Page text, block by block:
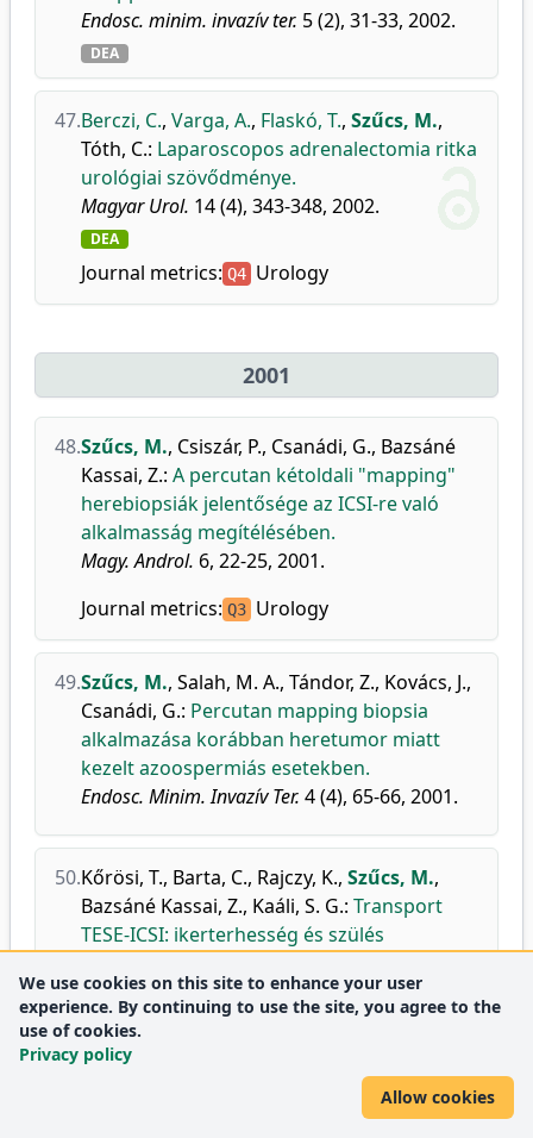
Endosc. minim. invazív ter. 5 (2), 31-33, 2002.
DEA
47.Berczi, C., Varga, A., Flaskó, T., Szűcs, M.,
Tóth, C.: Laparoscopos adrenalectomia ritka
urológiai szövődménye.
Magyar Urol. 14 (4), 343-348, 2002.
DEA
Journal metrics: Q4 Urology
2001
48.Szűcs, M., Csiszár, P., Csanádi, G., Bazsáné
Kassai, Z.: A percutan kétoldali "mapping"
herebiopsiák jelentősége az ICSI-re való
alkalmasság megítélésében.
Magy. Androl. 6, 22-25, 2001.
Journal metrics: Q3 Urology
49.Szűcs, M., Salah, M. A., Tándor, Z., Kovács, J.,
Csanádi, G.: Percutan mapping biopsia
alkalmazása korábban heretumor miatt
kezelt azoospermiás esetekben.
Endosc. Minim. Invazív Ter. 4 (4), 65-66, 2001.
50.Kőrösi, T., Barta, C., Rajczy, K., Szűcs, M.,
Bazsáné Kassai, Z., Kaáli, S. G.: Transport
TESE-ICSI: ikerterhesség és szülés
intracitoplazmatikus spermium injiciálás
után.
Magyar Androl.
We use cookies on this site to enhance your user
experience. By continuing to use the site, you agree to the
use of cookies.
Privacy policy
Allow cookies